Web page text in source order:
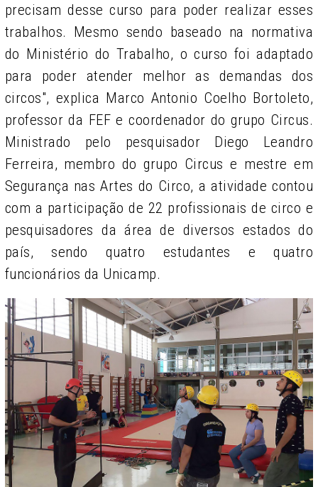
precisam desse curso para poder realizar esses
trabalhos. Mesmo sendo baseado na normativa
do Ministério do Trabalho, o curso foi adaptado
para poder atender melhor as demandas dos
circos", explica Marco Antonio Coelho Bortoleto,
professor da FEF e coordenador do grupo Circus.
Ministrado pelo pesquisador Diego Leandro
Ferreira, membro do grupo Circus e mestre em
Segurança nas Artes do Circo, a atividade contou
com a participação de 22 profissionais de circo e
pesquisadores da área de diversos estados do
país, sendo quatro estudantes e quatro
funcionários da Unicamp.